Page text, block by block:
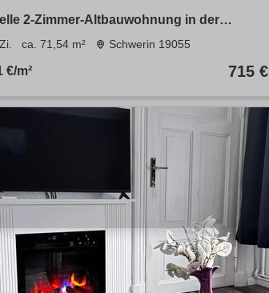
2-Zimmer-Altbauwohnung in der
ca. 71,54 m² Schwerin 19055
€/m² 715 €